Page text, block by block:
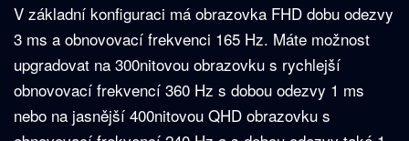
V základní konfiguraci má obrazovka FHD dobu odezvy
3 ms a obnovovací frekvenci 165 Hz. Máte možnost
upgradovat na 300nitovou obrazovku s rychlejší
obnovovací frekvencí 360 Hz s dobou odezvy 1 ms
nebo na jasnější 400nitovou QHD obrazovku s